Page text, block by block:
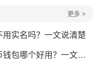
更多 >
用实名吗？一文说清楚
个好用？一文帮你选对加密钱包